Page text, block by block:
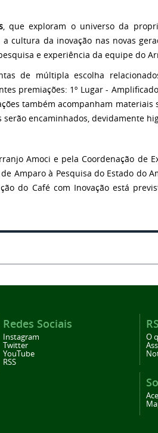
, que exploram o universo da
cultura da inovação nas novas
e experiência da equipe do
de múltipla escolha
premiações: 1º Lugar -
também acompanham
encaminhados, devidamente
Amoci e pela Coordenação de
Amparo à Pesquisa do Estado do
do Café com Inovação está
Redes Sociais
Instagram
Twitter
YouTube
RSS
O